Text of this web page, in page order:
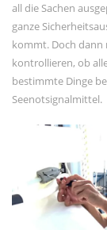
Mai 2021
April 2021
Februar 2021
Januar 2021
Oktober 2020
September
August 2020
all die Sachen
ganze
kommt. Doch dann
kontrollieren, ob
bestimmte Dinge
Seenotsignalmittel.